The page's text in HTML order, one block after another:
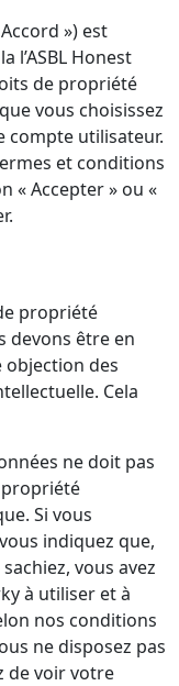
») est
l’ASBL Honest
de propriété
vous choisissez
compte utilisateur.
et conditions
« Accepter » ou «
propriété
devons être en
des
Cela
ne doit pas
Si vous
indiquez que,
vous avez
à utiliser et à
nos conditions
ne disposez pas
de voir votre